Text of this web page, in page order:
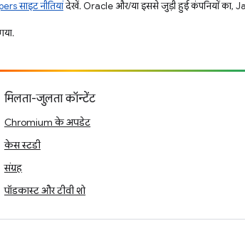
साइट नीतियांदेखें. Oracle और/या इससे जुड़ी हुई कंपनियों का,
मिलता-जुलता कॉन्टेंट
Chromium के अपडेट
केस स्टडी
संग्रह
पॉडकास्ट और टीवी शो